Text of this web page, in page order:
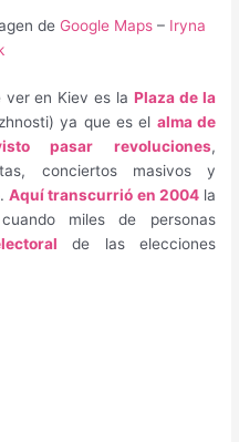
de Google Maps – Iryna
ver en Kiev es laPlaza de la
ya que es el alma de
pasar revoluciones,
conciertos masivos y
Aquí transcurrió en 2004la
miles de personas
de las elecciones